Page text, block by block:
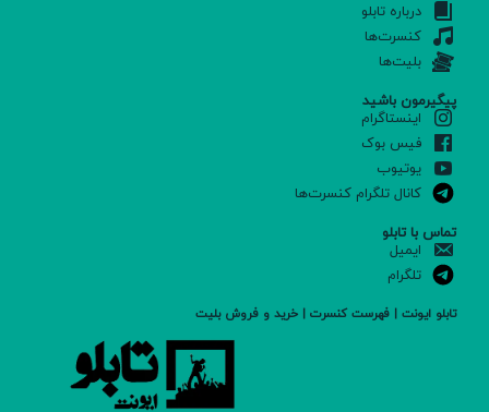
درباره تابلو
کنسرت‌ها
بلیت‌ها
پیگیرمون باشید
اینستاگرام
فیس بوک
یوتیوب
کانال تلگرام کنسرت‌ها
تماس با تابلو
ایمیل
تلگرام
تابلو ایونت | فهرست کنسرت | خرید و فروش بلیت